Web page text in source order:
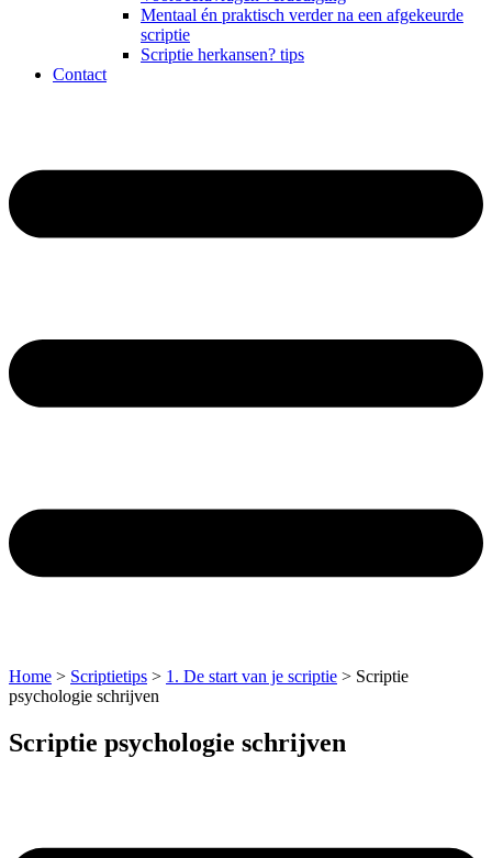
Mentaal én praktisch verder na een afgekeurde
scriptie
Scriptie herkansen? tips
Contact
Home > Scriptietips > 1. De start van je scriptie > Scriptie
psychologie schrijven
Scriptie psychologie schrijven